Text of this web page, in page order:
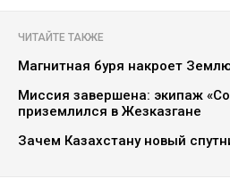
ЧИТАЙТЕ ТАКЖЕ
Магнитная буря накроет
Миссия завершена: экипаж
приземлился в Жезказгане
Зачем Казахстану новый